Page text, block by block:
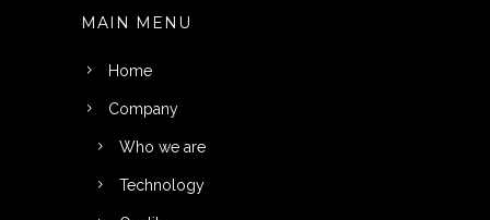
MAIN MENU
Home
Company
Who we are
Technology